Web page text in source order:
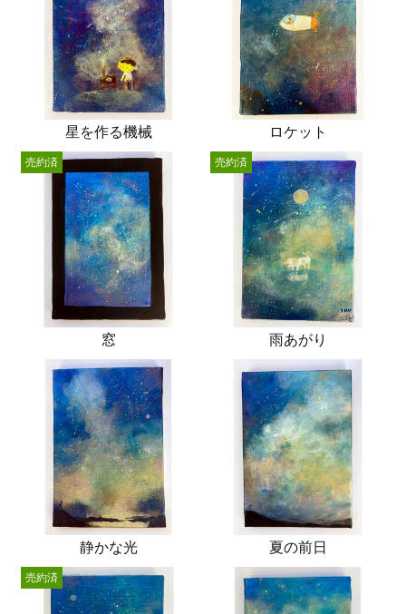
星を作る機械 ロケット
窓
売約済
雨あがり
売約済
静かな光 夏の前日
売約済